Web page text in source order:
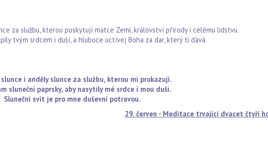
za službu, kterou poskytují matce Zemi, království přírody i celému lidstvu.
tvým srdcem i duší, a hluboce uctívej Boha za dar, který ti dává.
i anděly slunce za službu, kterou mi prokazují.
sluneční paprsky, aby nasytily mé srdce i mou duši.
Sluneční svit je pro mne duševní potravou.
29. červen - Meditace trvající dvacet čtyři